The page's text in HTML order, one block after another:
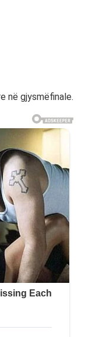
në gjysmëfinale.